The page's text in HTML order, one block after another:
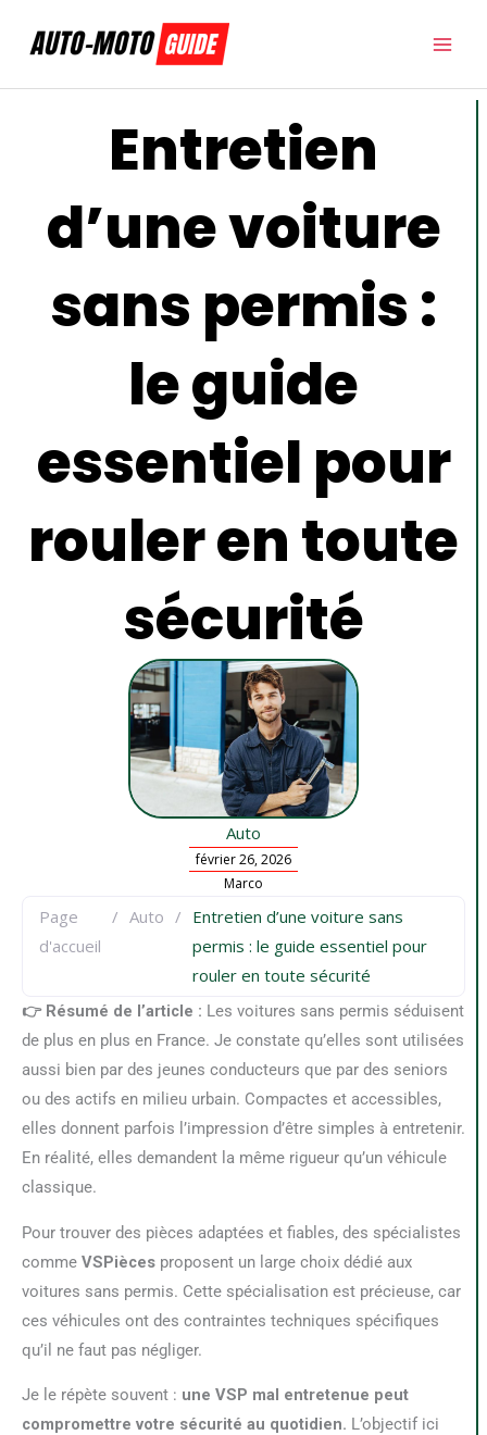
Entretien
d’une voiture
sans permis :
le guide
essentiel pour
rouler en toute
sécurité
Auto
février 26, 2026
Marco
Page
d'accueil
/ Auto / Entretien d’une voiture sans
permis : le guide essentiel pour
rouler en toute sécurité
👉 Résumé de l’article : Les voitures sans permis séduisent
de plus en plus en France. Je constate qu’elles sont utilisées
aussi bien par des jeunes conducteurs que par des seniors
ou des actifs en milieu urbain. Compactes et accessibles,
elles donnent parfois l’impression d’être simples à entretenir.
En réalité, elles demandent la même rigueur qu’un véhicule
classique.
Pour trouver des pièces adaptées et fiables, des spécialistes
comme VSPièces proposent un large choix dédié aux
voitures sans permis. Cette spécialisation est précieuse, car
ces véhicules ont des contraintes techniques spécifiques
qu’il ne faut pas négliger.
Je le répète souvent : une VSP mal entretenue peut
compromettre votre sécurité au quotidien. L’objectif ici